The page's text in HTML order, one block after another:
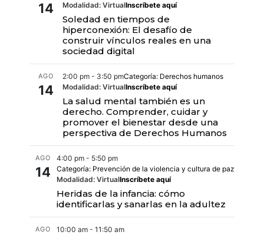
14
Modalidad: VirtualInscríbete aquí
Soledad en tiempos de
hiperconexión: El desafío de
construir vínculos reales en una
sociedad digital
AGO
14
2:00 pm - 3:50 pmCategoría: Derechos humanos
Modalidad: VirtualInscríbete aquí
La salud mental también es un
derecho. Comprender, cuidar y
promover el bienestar desde una
perspectiva de Derechos Humanos
AGO
14
4:00 pm - 5:50 pm
Categoría: Prevención de la violencia y cultura de paz
Modalidad: VirtualInscríbete aquí
Heridas de la infancia: cómo
identificarlas y sanarlas en la adultez
AGO
10:00 am - 11:50 am